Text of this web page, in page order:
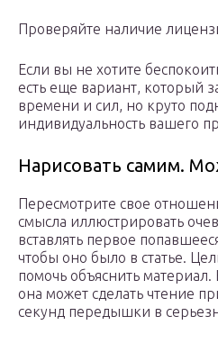
Проверяйте наличие
Если вы не хотите
есть еще вариант, который
времени и сил, но круто
индивидуальность вашего
Нарисовать самим.
Пересмотрите свое
смысла иллюстрировать
вставлять первое
чтобы оно было в статье.
помочь объяснить материал.
она может сделать чтение
секунд передышки в